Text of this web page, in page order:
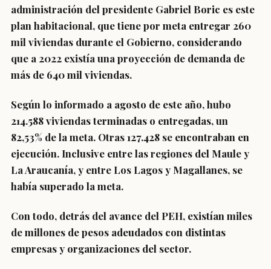
administración del presidente Gabriel Boric es este
plan habitacional, que tiene por meta entregar 260
mil viviendas durante el Gobierno, considerando
que a 2022 existía una proyección de demanda de
más de 640 mil viviendas.
Según lo informado a agosto de este año, hubo
214.588 viviendas terminadas o entregadas, un
82,53% de la meta. Otras 127.428 se encontraban en
ejecución. Inclusive entre las regiones del Maule y
La Araucanía, y entre Los Lagos y Magallanes, se
había superado la meta.
Con todo, detrás del avance del PEH, existían miles
de millones de pesos adeudados con distintas
empresas y organizaciones del sector.